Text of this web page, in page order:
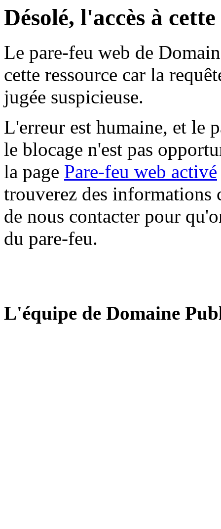
Désolé, l'accès à
Le pare-feu web de
cette ressource car la
jugée suspicieuse.
L'erreur est humaine, et le
le blocage n'est pas
la page Pare-feu web activé
trouverez des informations
de nous contacter pour
du pare-feu.
L'équipe de Domaine